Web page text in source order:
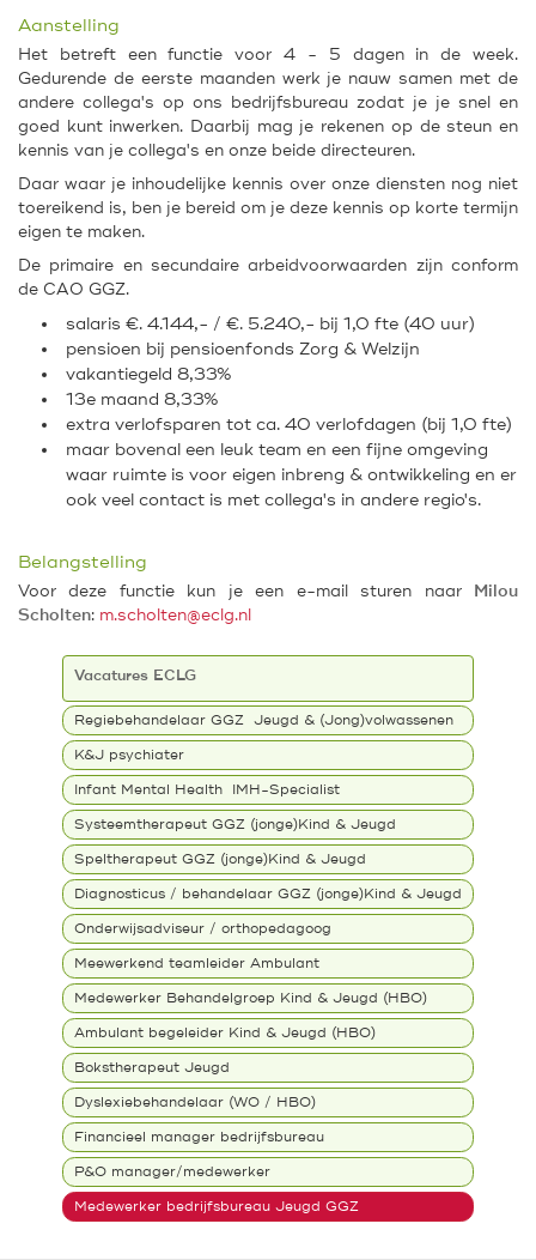
Aanstelling
Het betreft een functie voor 4 - 5 dagen in de week.
Gedurende de eerste maanden werk je nauw samen met de
andere collega's op ons bedrijfsbureau zodat je je snel en
goed kunt inwerken. Daarbij mag je rekenen op de steun en
kennis van je collega's en onze beide directeuren.
Daar waar je inhoudelijke kennis over onze diensten nog niet
toereikend is, ben je bereid om je deze kennis op korte termijn
eigen te maken.
De primaire en secundaire arbeidvoorwaarden zijn conform
de CAO GGZ.
salaris €. 4.144,- / €. 5.240,- bij 1,0 fte (40 uur)
pensioen bij pensioenfonds Zorg & Welzijn
vakantiegeld 8,33%
13e maand 8,33%
extra verlofsparen tot ca. 40 verlofdagen (bij 1,0 fte)
maar bovenal een leuk team en een fijne omgeving
waar ruimte is voor eigen inbreng & ontwikkeling en er
ook veel contact is met collega's in andere regio's.
Belangstelling
Voor deze functie kun je een e-mail sturen naar Milou
Scholten: m.scholten@eclg.nl
Vacatures ECLG
Regiebehandelaar GGZ Jeugd & (Jong)volwassenen
K&J psychiater
Infant Mental Health IMH-Specialist
Systeemtherapeut GGZ (jonge)Kind & Jeugd
Speltherapeut GGZ (jonge)Kind & Jeugd
Diagnosticus / behandelaar GGZ (jonge)Kind & Jeugd
Onderwijsadviseur / orthopedagoog
Meewerkend teamleider Ambulant
Medewerker Behandelgroep Kind & Jeugd (HBO)
Ambulant begeleider Kind & Jeugd (HBO)
Bokstherapeut Jeugd
Dyslexiebehandelaar (WO / HBO)
Financieel manager bedrijfsbureau
P&O manager/medewerker
Medewerker bedrijfsbureau Jeugd GGZ